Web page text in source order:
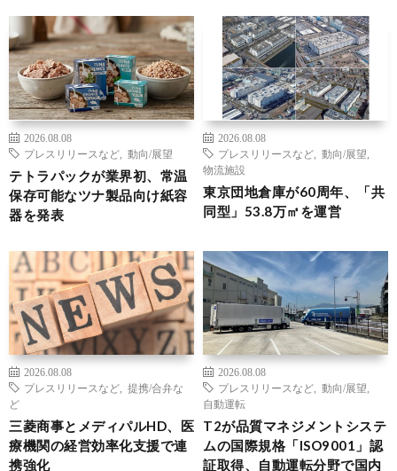
2026.08.08
プレスリリースなど
動向/展望
テトラパックが業界初、常温
保存可能なツナ製品向け紙容
器を発表
2026.08.08
プレスリリースなど
動向/展望
物流施設
東京団地倉庫が60周年、「共
同型」53.8万㎡を運営
2026.08.08
プレスリリースなど
提携/合弁な
ど
三菱商事とメディパルHD、医
療機関の経営効率化支援で連
携強化
2026.08.08
プレスリリースなど
動向/展望
自動運転
T2が品質マネジメントシステ
ムの国際規格「ISO9001」認
証取得、自動運転分野で国内